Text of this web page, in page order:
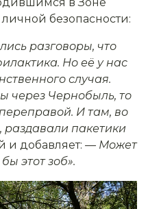
безопасности:
разговоры, что
Но её у нас
случая.
через Чернобыль, то
И там, во
пакетики
и добавляет: — Может
этот зоб».